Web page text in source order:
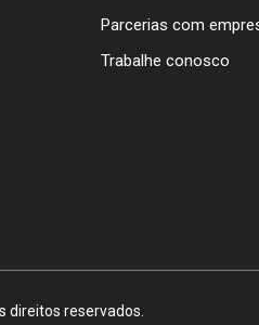
Parcerias com
Trabalhe conosco
direitos reservados.